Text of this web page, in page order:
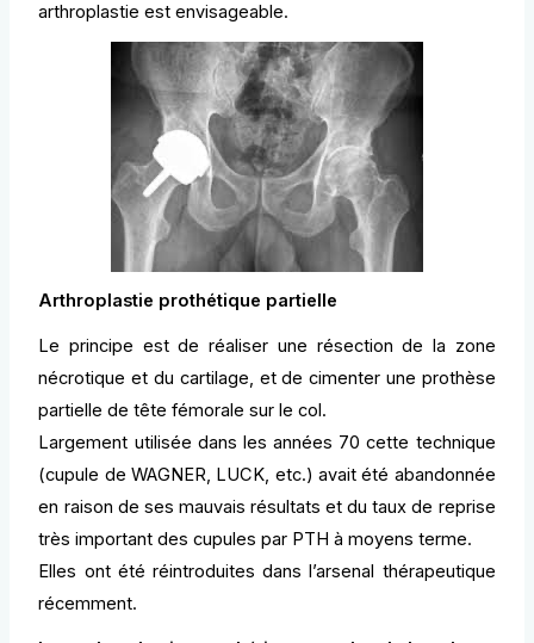
arthroplastie est envisageable.
Arthroplastie prothétique partielle
Le principe est de réaliser une résection de la zone
nécrotique et du cartilage, et de cimenter une prothèse
partielle de tête fémorale sur le col.
Largement utilisée dans les années 70 cette technique
(cupule de WAGNER, LUCK, etc.) avait été abandonnée
en raison de ses mauvais résultats et du taux de reprise
très important des cupules par PTH à moyens terme.
Elles ont été réintroduites dans l’arsenal thérapeutique
récemment.